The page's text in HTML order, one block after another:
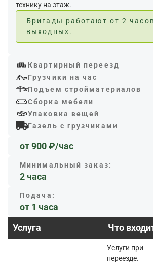
технику на этаж.
Бригады работают от 2
выходных.
Квартирный переезд
Грузчики на час
Подъем стройматериалов
Сборка мебели
Упаковка вещей
Газель с грузчиками
от 900 ₽/час
Минимальный заказ:
2 часа
Подача:
от 1 часа
Услуга
Что
Услуги при
переезде.